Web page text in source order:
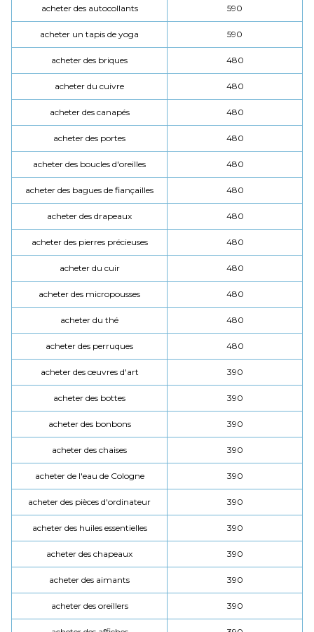
acheter des autocollants 590
acheter un tapis de yoga 590
acheter des briques 480
acheter du cuivre 480
acheter des canapés 480
acheter des portes 480
acheter des boucles d'oreilles 480
acheter des bagues de fiançailles 480
acheter des drapeaux 480
acheter des pierres précieuses 480
acheter du cuir 480
acheter des micropousses 480
acheter du thé 480
acheter des perruques 480
acheter des œuvres d'art 390
acheter des bottes 390
acheter des bonbons 390
acheter des chaises 390
acheter de l'eau de Cologne 390
acheter des pièces d'ordinateur 390
acheter des huiles essentielles 390
acheter des chapeaux 390
acheter des aimants 390
acheter des oreillers 390